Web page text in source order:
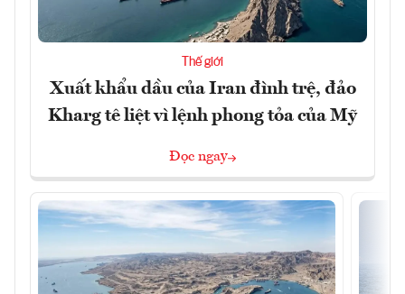
Thế giới
Xuất khẩu dầu của Iran đình trệ, đảo
Kharg tê liệt vì lệnh phong tỏa của Mỹ
Đọc ngay